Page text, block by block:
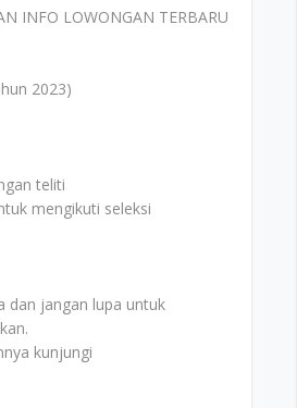
INFO LOWONGAN TERBARU
2023)
teliti
mengikuti seleksi
dan jangan lupa untuk
kunjungi